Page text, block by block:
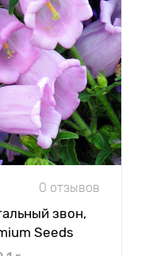
0 отзывов
звон,
Seeds